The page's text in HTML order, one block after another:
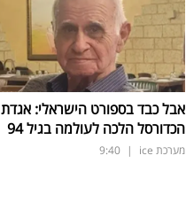
אבל כבד בספורט הישראלי: אגדת
הכדורסל הלכה לעולמה בגיל 94
מערכת ice |
9:40